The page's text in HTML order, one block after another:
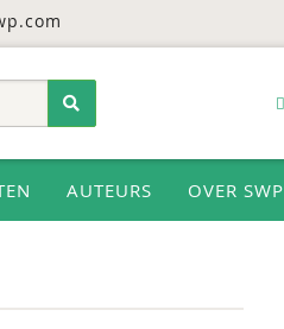
AUTEURS OVER SWP